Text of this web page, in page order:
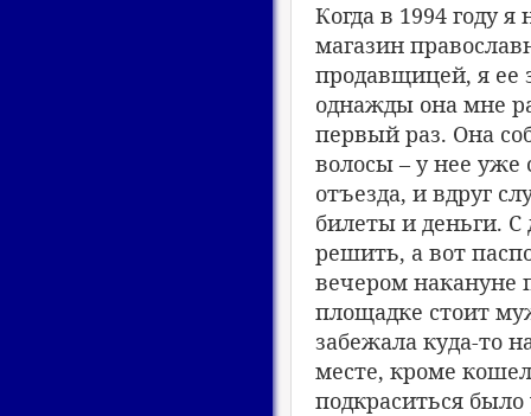
Когда в 1994 году
магазин
продавщицей, я
однажды она мне
первый раз. Она
волосы – у нее уже
отъезда, и вдруг
билеты и деньги.
решить, а вот
вечером накануне
площадке стоит
забежала куда-то
месте, кроме
подкраситься